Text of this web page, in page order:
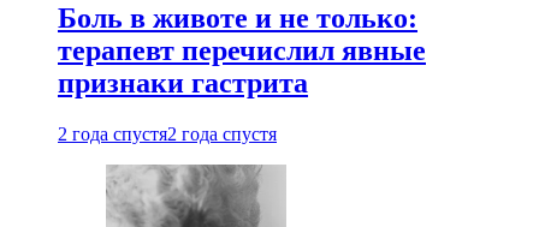
Боль в животе и не только:
терапевт перечислил явные
признаки гастрита
2 года спустя2 года спустя